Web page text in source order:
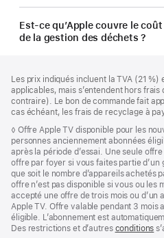
Est-ce qu’Apple couvre le
de la gestion des déchets ?
de
page
de
bas
de
Les prix indiqués incluent la TVA (21
applicables, mais s’entendent hors
contraire). Le bon de commande fait
cas échéant, les frais de recyclage à
Note
de
bas
de
page
◊ Offre Apple TV disponible pour les
personnes anciennement abonnées
après la période d’essai. Une seule
offre par foyer si vous faites partie d’un
que soit le nombre d’appareils achetés
offre n’est pas disponible si vous ou les
accepté une offre de trois mois ou d’un
Apple TV. Offre valable pendant 3 mois
éligible. L’abonnement est
Des restrictions et d’autres conditions